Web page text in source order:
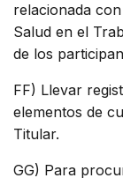
relacionada
Salud en el
de los
FF) Llevar
elementos de
Titular.
GG) Para